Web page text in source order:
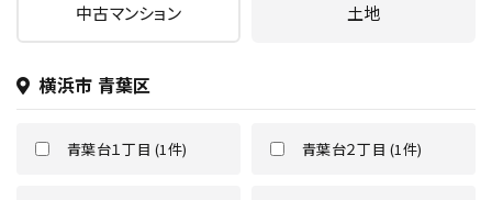
中古マンション 土地
横浜市 青葉区
青葉台１丁目 (1件) 青葉台２丁目 (1件)